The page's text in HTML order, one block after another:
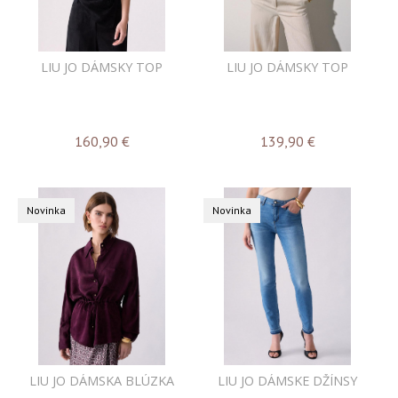
LIU JO DÁMSKY TOP
160,90 €
LIU JO DÁMSKY TOP
139,90 €
Novinka
LIU JO DÁMSKA BLÚZKA
Novinka
LIU JO DÁMSKE DŽÍNSY